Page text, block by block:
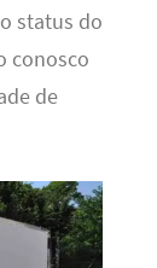
status do
conosco
de